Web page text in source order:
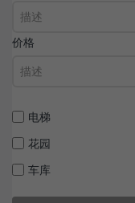
价格
电梯
花园
车库